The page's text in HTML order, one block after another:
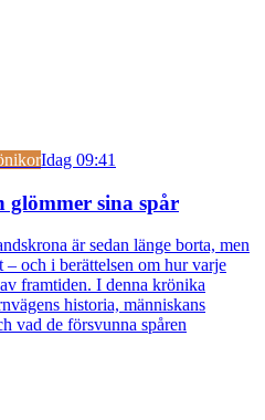
Idag 09:41
glömmer sina spår
är sedan länge borta, men
– och i berättelsen om hur varje
framtiden. I denna krönika
historia, människans
vad de försvunna spåren